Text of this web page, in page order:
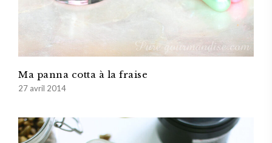
Ma panna cotta à la fraise
27 avril 2014